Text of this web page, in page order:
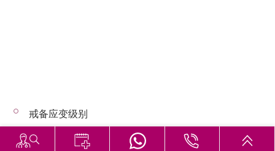
© 2026 版权所有 © 港安医疗 保留一切权利
戒备应变级别
恶劣天气下的诊症安排